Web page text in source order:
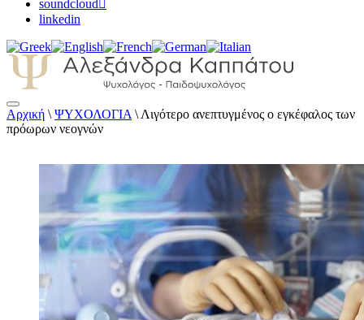
soundcloud
linkedin
Αλεξάνδρα Καππάτου Ψυχολόγος –
Παιδοψυχολόγος
Αρχική \ ΨΥΧΟΛΟΓΙΑ \ Λιγότερο ανεπτυγμένος ο εγκέφαλος των
πρόωρων νεογνών